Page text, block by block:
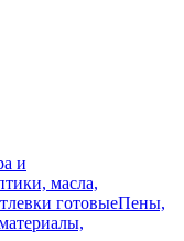
и
масла,
готовыеПены,